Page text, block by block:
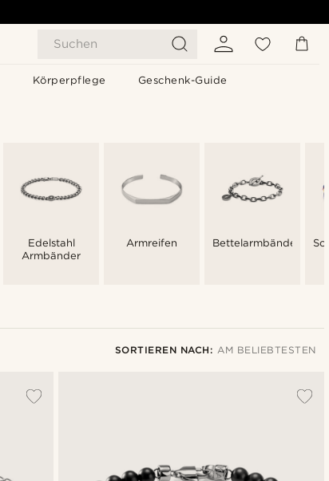
Suchen
Körperpflege Geschenk-Guide
Edelstahl
Armbänder
Armreifen Bettelarmbänder
SORTIEREN NACH: AM BELIEBTESTEN